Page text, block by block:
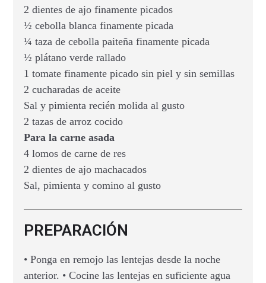
2 dientes de ajo finamente picados
½ cebolla blanca finamente picada
¼ taza de cebolla paiteña finamente picada
½ plátano verde rallado
1 tomate finamente picado sin piel y sin semillas
2 cucharadas de aceite
Sal y pimienta recién molida al gusto
2 tazas de arroz cocido
Para la carne asada
4 lomos de carne de res
2 dientes de ajo machacados
Sal, pimienta y comino al gusto
PREPARACIÓN
• Ponga en remojo las lentejas desde la noche
anterior. • Cocine las lentejas en suficiente agua